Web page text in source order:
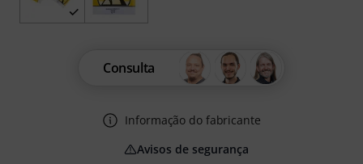
Consulta
Informação do fabricante
Avisos de segurança